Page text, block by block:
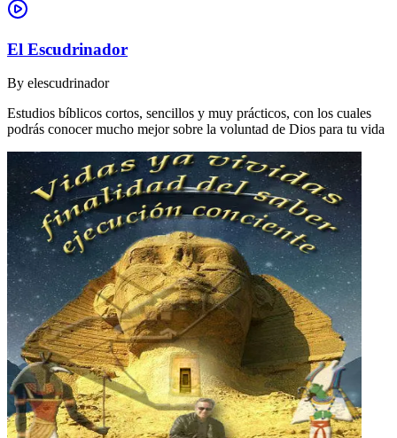
El Escudrinador
By elescudrinador
Estudios bíblicos cortos, sencillos y muy prácticos, con los cuales
podrás conocer mucho mejor sobre la voluntad de Dios para tu vida